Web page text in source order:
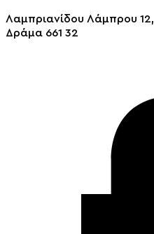
Λαμπριανίδου Λάμπρου 12,
Δράμα 661 32